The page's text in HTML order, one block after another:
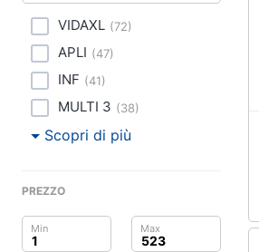
Beauty
Giocattoli
Prima infanzia
Abbigliamento
VIDAXL (72)
APLI (47)
INF (41)
MULTI 3 (38)
Scopri di più
PREZZO